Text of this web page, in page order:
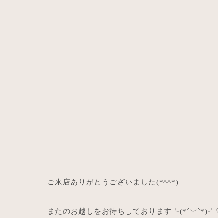
ご来店ありがとうございました(*^^*)
またのお越しをお待ちしております╰(*´︶ `*)╯